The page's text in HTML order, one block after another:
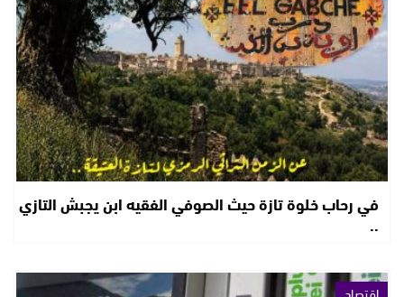
في رحاب خلوة تازة حيث الصوفي الفقيه ابن يجبش التازي
..